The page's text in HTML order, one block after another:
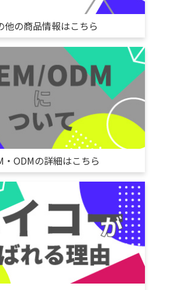
他の商品情報はこちら
・ODMの詳細はこちら